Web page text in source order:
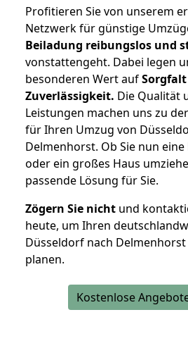
Profitieren Sie von unserem
Netzwerk für günstige
Beiladung reibungslos und
vonstattengeht. Dabei legen
besonderen Wert auf
Zuverlässigkeit. Die Qualität
Leistungen machen uns zu
für Ihren Umzug von
Delmenhorst. Ob Sie nun
oder ein großes Haus
passende Lösung für Sie.
Zögern Sie nicht und
heute, um Ihren
Düsseldorf nach
planen.
Kostenlose